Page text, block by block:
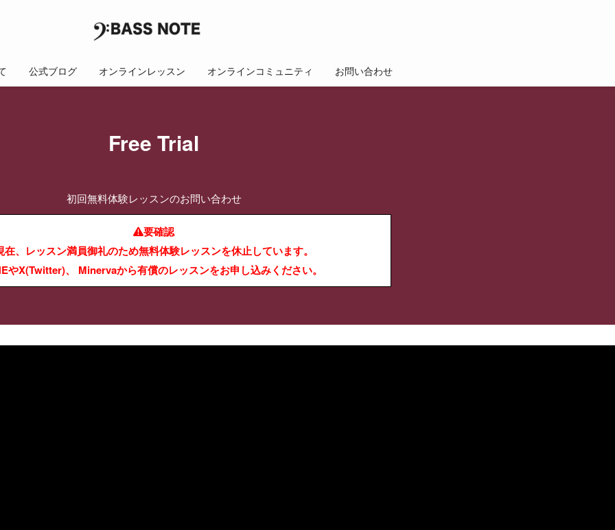
公式ブログ オンラインレッスン オンラインコミュニティ お問い合わせ
Free Trial
初回無料体験レッスンのお問い合わせ
要確認
在、レッスン満員御礼のため無料体験レッスンを休止しています。
やX(Twitter)、 Minervaから有償のレッスンをお申し込みください。